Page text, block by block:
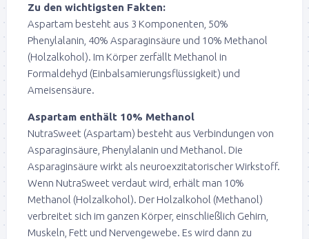
Zu den wichtigsten Fakten:
Aspartam besteht aus 3 Komponenten, 50%
Phenylalanin, 40% Asparaginsäure und 10% Methanol
(Holzalkohol). Im Körper zerfällt Methanol in
Formaldehyd (Einbalsamierungsflüssigkeit) und
Ameisensäure.
Aspartam enthält 10% Methanol
NutraSweet (Aspartam) besteht aus Verbindungen von
Asparaginsäure, Phenylalanin und Methanol. Die
Asparaginsäure wirkt als neuroexzitatorischer Wirkstoff.
Wenn NutraSweet verdaut wird, erhält man 10%
Methanol (Holzalkohol). Der Holzalkohol (Methanol)
verbreitet sich im ganzen Körper, einschließlich Gehirn,
Muskeln, Fett und Nervengewebe. Es wird dann zu